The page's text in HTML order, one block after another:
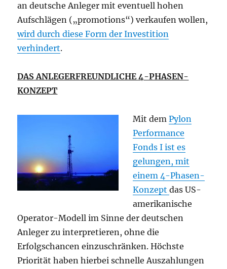
an deutsche Anleger mit eventuell hohen
Aufschlägen („promotions“) verkaufen wollen,
wird durch diese Form der Investition
verhindert.
DAS ANLEGERFREUNDLICHE 4-PHASEN-
KONZEPT
Mit demPylon
Performance
Fonds I ist es
gelungen, mit
einem 4-Phasen-
Konzeptdas US-
amerikanische
Operator-Modell im Sinne der deutschen
Anleger zu interpretieren, ohne die
Erfolgschancen einzuschränken. Höchste
Priorität haben hierbei schnelle Auszahlungen